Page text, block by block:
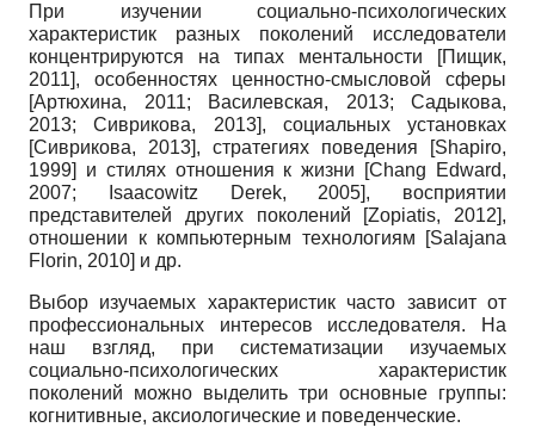
При изучении социально-психологических
характеристик разных поколений исследователи
концентрируются на типах ментальности
[Пищик,
2011], особенностях ценностно-смысловой сферы
[Артюхина, 2011; Василевская, 2013; Садыкова,
2013;Сиврикова, 2013], социальных установках
[Сиврикова, 2013], стратегиях поведения [Shapiro,
1999] и стилях отношения к жизни [Chang Edward,
2007; Isaacowitz Derek, 2005], восприятии
представителей других поколений
[Zopiatis, 2012],
отношении к компьютерным технологиям
[Salajana
Florin, 2010] и др.
Выбор изучаемых характеристик часто зависит от
профессиональных интересов исследователя. На
наш взгляд, при систематизации изучаемых
социально-психологических характеристик
поколений можно выделить три основные группы:
когнитивные, аксиологические и поведенческие.